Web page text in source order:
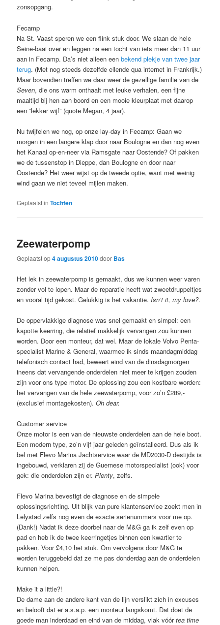
zonsopgang.
Fecamp
Na St. Vaast speren we een flink stuk door. We slaan de hele
Seine-baai over en leggen na een tocht van iets meer dan 11 uur
aan in Fecamp. Da’s niet alleen eenbekend plekje van twee jaar
terug. (Met nog steeds dezelfde ellende qua internet in Frankrijk.)
Maar bovendien treffen we daar weer de gezellige familie van de
Seven, die ons warm onthaalt met leuke verhalen, een fijne
maaltijd bij hen aan boord en een mooie kleurplaat met daarop
een “lekker wijf” (quote Megan, 4 jaar).
Nu twijfelen we nog, op onze lay-day in Fecamp: Gaan we
morgen in een langere klap door naar Boulogne en dan nog even
het Kanaal op-en-neer via Ramsgate naar Oostende? Of pakken
we de tussenstop in Dieppe, dan Boulogne en door naar
Oostende? Het weer wijst op de tweede optie, want met weinig
wind gaan we niet teveel mijlen maken.
Geplaatst in Tochten
Zeewaterpomp
Geplaatst op4 augustus 2010door Bas
Het lek in zeewaterpomp is gemaakt, dus we kunnen weer varen
zonder vol te lopen. Maar de reparatie heeft wat zweetdruppeltjes
en vooral tijd gekost. Gelukkig is het vakantie. Isn’t it, my love?.
De oppervlakkige diagnose was snel gemaakt en simpel: een
kapotte keerring, die relatief makkelijk vervangen zou kunnen
worden. Door een monteur, dat wel. Maar de lokale Volvo Penta-
specialist Marine & General, waarmee ik sinds maandagmiddag
telefonisch contact had, beweert eind van de dinsdagmorgen
ineens dat vervangende onderdelen niet meer te krijgen zouden
zijn voor ons type motor. De oplossing zou een kostbare worden:
het vervangen van de hele zeewaterpomp, voor zo’n £289,-
(exclusief montagekosten).Oh dear.
Customer service
Onze motor is een van de nieuwste onderdelen aan de hele boot.
Een modern type, zo’n vijf jaar geleden geïnstalleerd. Dus als ik
bel met Flevo Marina Jachtservice waar de MD2030-D destijds is
ingebouwd, verklaren zij de Guernese motorspecialist (ook) voor
gek: die onderdelen zijn er.Plenty, zelfs.
Flevo Marina bevestigt de diagnose en de simpele
oplossingsrichting. Uit blijk van pure klantenservice zoekt men in
Lelystad zelfs nog even de exacte serienummers voor me op.
(Dank!) Nadat ik deze doorbel naar de M&G ga ik zelf even op
pad en heb ik de twee keerringetjes binnen een kwartier te
pakken. Voor £4,10 het stuk. Om vervolgens door M&G te
worden teruggebeld dat ze me pas donderdag aan de onderdelen
kunnen helpen.
Make it a little?!
De dame aan de andere kant van de lijn verslikt zich in excuses
en belooft dat er a.s.a.p. een monteur langskomt. Dat doet de
goede man inderdaad en eind van de middag, vlak vóórtea time